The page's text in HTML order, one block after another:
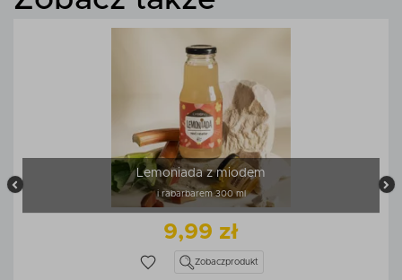
Lemoniada z miodem
i rabarbarem 300 ml
9,99 zł
Zobaczprodukt